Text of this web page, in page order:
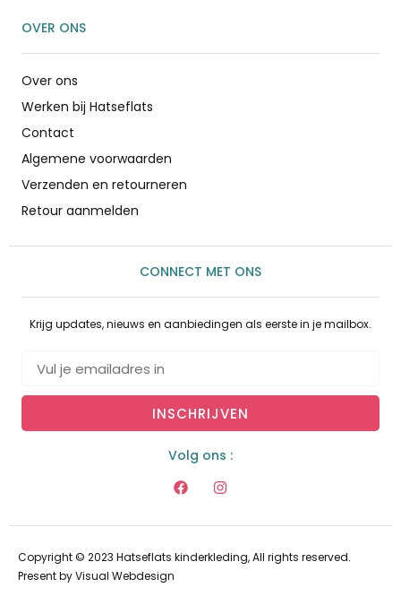
OVER ONS
Over ons
Werken bij Hatseflats
Contact
Algemene voorwaarden
Verzenden en retourneren
Retour aanmelden
CONNECT MET ONS
Krijg updates, nieuws en aanbiedingen als eerste in je mailbox.
INSCHRIJVEN
Volg ons :
Copyright © 2023 Hatseflats kinderkleding, All rights reserved.
Present byVisual Webdesign